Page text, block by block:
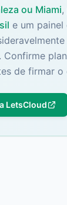
ou Miami,
e um
Confirme
de firmar o
LetsCloud